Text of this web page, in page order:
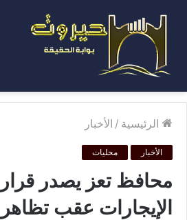
الرئيسية / الأخبار
الأخبار محليات
محافظ تعز يصدر
الإيجارات عقب